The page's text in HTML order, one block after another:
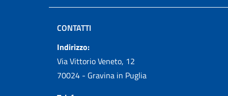
CONTATTI
Indirizzo:
Via Vittorio Veneto, 12
70024 - Gravina in Puglia